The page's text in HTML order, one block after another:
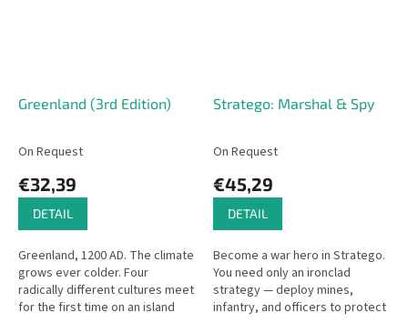
Greenland (3rd Edition)
On Request
€32,39
DETAIL
Greenland, 1200 AD. The climate
grows ever colder. Four
radically different cultures meet
for the first time on an island
Stratego: Marshal & Spy
On Request
€45,29
DETAIL
Become a war hero in Stratego.
You need only an ironclad
strategy — deploy mines,
infantry, and officers to protect